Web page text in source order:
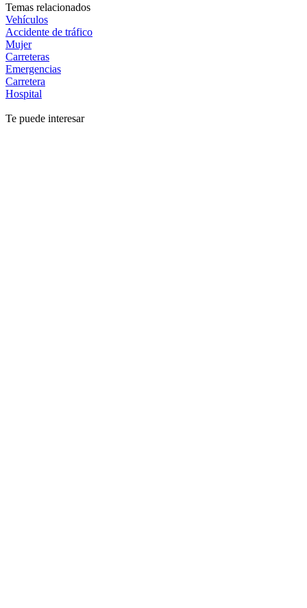
Temas relacionados
Vehículos
Accidente de tráfico
Mujer
Carreteras
Emergencias
Carretera
Hospital
Te puede interesar